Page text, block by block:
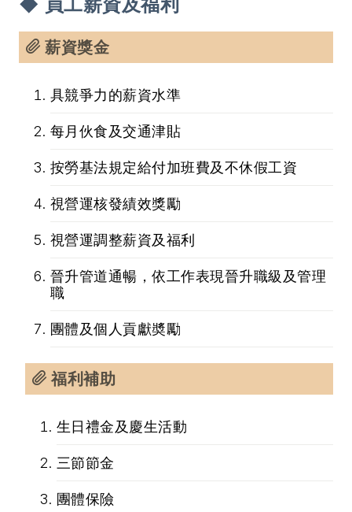
◆ 員工薪資及福利
薪資獎金
具競爭力的薪資水準
每月伙食及交通津貼
按勞基法規定給付加班費及不休假工資
視營運核發績效獎勵
視營運調整薪資及福利
晉升管道通暢，依工作表現晉升職級及管理
職
團體及個人貢獻奬勵
福利補助
生日禮金及慶生活動
三節節金
團體保險